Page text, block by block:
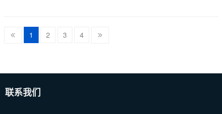
1 2 3 4
联系我们